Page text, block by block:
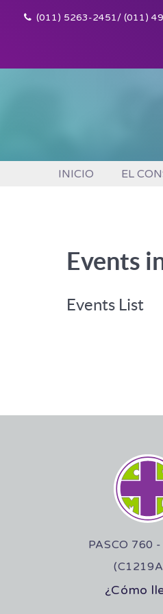
(011) 5263-2451/ (011)
INICIO EL
Events
Events List
PASCO 760 -
¿Cómo